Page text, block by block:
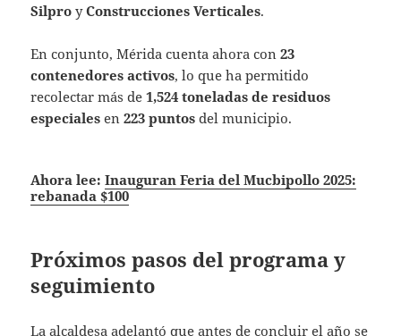
Silpro yConstrucciones Verticales.
En conjunto, Mérida cuenta ahora con23
contenedores activos, lo que ha permitido
recolectar más de1,524 toneladas de residuos
especiales en223 puntos del municipio.
Ahora lee:Inauguran Feria del Mucbipollo 2025:
rebanada $100
Próximos pasos del programa y
seguimiento
La alcaldesa adelantó que antes de concluir el año se